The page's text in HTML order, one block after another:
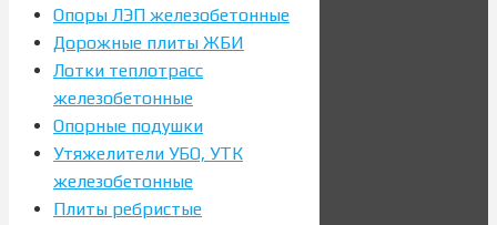
Опоры ЛЭП железобетонные
Дорожные плиты ЖБИ
Лотки теплотрасс
железобетонные
Опорные подушки
Утяжелители УБО, УТК
железобетонные
Плиты ребристые